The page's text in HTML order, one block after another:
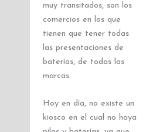
muy transitados, son los
comercios en los que
tienen que tener todas
las presentaciones de
baterías, de todas las
marcas.
Hoy en día, no existe un
kiosco en el cual no haya